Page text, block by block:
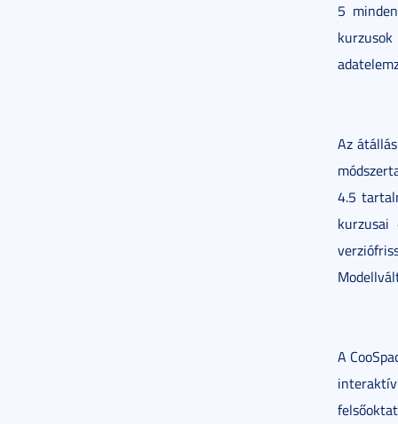
5
kurzusok
Az
4.5
A